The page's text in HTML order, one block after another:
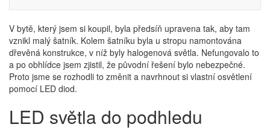
V bytě, který jsem si koupil, byla předsíň upravena tak, aby tam
vznikl malý šatník. Kolem šatníku byla u stropu namontována
dřevěná konstrukce, v níž byly halogenová světla. Nefungovalo to
a po obhlídce jsem zjistil, že původní řešení bylo nebezpečné.
Proto jsme se rozhodli to změnit a navrhnout si vlastní osvětlení
pomocí LED diod.
LED světla do podhledu